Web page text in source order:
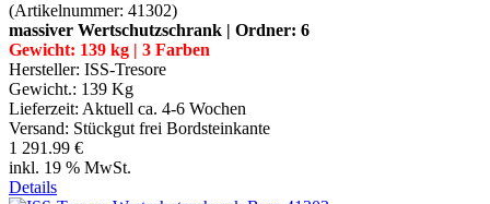
(Artikelnummer: 41302)
massiver Wertschutzschrank | Ordner: 6
Gewicht: 139 kg | 3 Farben
Hersteller: ISS-Tresore
Gewicht.: 139 Kg
Lieferzeit: Aktuell ca. 4-6 Wochen
Versand: Stückgut frei Bordsteinkante
1 291.99 €
inkl. 19 % MwSt.
Details